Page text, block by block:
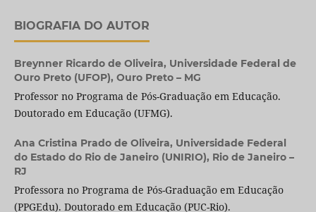
BIOGRAFIA DO AUTOR
Breynner Ricardo de Oliveira, Universidade Federal de
Ouro Preto (UFOP), Ouro Preto – MG
Professor no Programa de Pós-Graduação em Educação.
Doutorado em Educação (UFMG).
Ana Cristina Prado de Oliveira, Universidade Federal
do Estado do Rio de Janeiro (UNIRIO), Rio de Janeiro –
RJ
Professora no Programa de Pós-Graduação em Educação
(PPGEdu). Doutorado em Educação (PUC-Rio).